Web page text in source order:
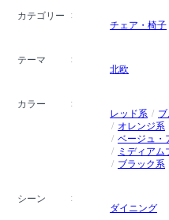
カテゴリー
チェア・椅子
テーマ
北欧
カラー
レッド系
オレンジ系
ベージュ・
ミディアム
ブラック系
シーン
ダイニング